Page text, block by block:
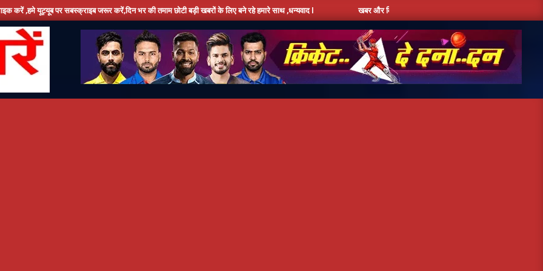
पर सबस्क्राइब जरूर करें,दिन भर की तमाम छोटी बड़ी खबरों के लिए बने रहे हमारे साथ ,धन्यवाद l खबर और विज्ञापन के लिए संपर्क करें - + 91 9810534389, हमारे फेसबूक